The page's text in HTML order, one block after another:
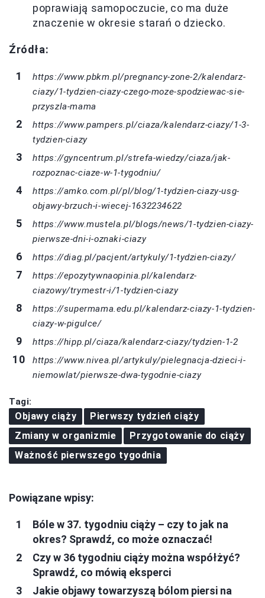
poprawiają samopoczucie, co ma duże
znaczenie w okresie starań o dziecko.
Źródła:
https://www.pbkm.pl/pregnancy-zone-2/kalendarz-
ciazy/1-tydzien-ciazy-czego-moze-spodziewac-sie-
przyszla-mama
https://www.pampers.pl/ciaza/kalendarz-ciazy/1-3-
tydzien-ciazy
https://gyncentrum.pl/strefa-wiedzy/ciaza/jak-
rozpoznac-ciaze-w-1-tygodniu/
https://amko.com.pl/pl/blog/1-tydzien-ciazy-usg-
objawy-brzuch-i-wiecej-1632234622
https://www.mustela.pl/blogs/news/1-tydzien-ciazy-
pierwsze-dni-i-oznaki-ciazy
https://diag.pl/pacjent/artykuly/1-tydzien-ciazy/
https://epozytywnaopinia.pl/kalendarz-
ciazowy/trymestr-i/1-tydzien-ciazy
https://supermama.edu.pl/kalendarz-ciazy-1-tydzien-
ciazy-w-pigulce/
https://hipp.pl/ciaza/kalendarz-ciazy/tydzien-1-2
https://www.nivea.pl/artykuly/pielegnacja-dzieci-i-
niemowlat/pierwsze-dwa-tygodnie-ciazy
Tagi:
Objawy ciąży
Pierwszy tydzień ciąży
Zmiany w organizmie
Przygotowanie do ciąży
Ważność pierwszego tygodnia
Powiązane wpisy:
Bóle w 37. tygodniu ciąży – czy to jak na
okres? Sprawdź, co może oznaczać!
Czy w 36 tygodniu ciąży można współżyć?
Sprawdź, co mówią eksperci
Jakie objawy towarzyszą bólom piersi na